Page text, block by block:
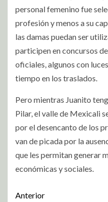
personal femenino fue
profesión y menos a su
las damas puedan ser
participen en concursos
oficiales, algunos con
tiempo en los traslados.
Pero mientras Juanito
Pilar, el valle de Mexicali
por el desencanto de los
van de picada por la
que les permitan generar
económicas y sociales.
Anterior